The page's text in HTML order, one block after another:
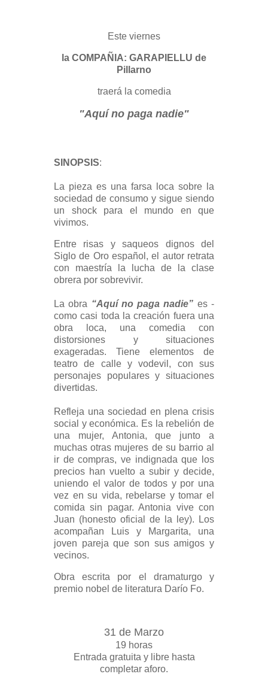
Este viernes
la COMPAÑIA: GARAPIELLU de
Pillarno
traerá la comedia
"Aquí no paga nadie"
SINOPSIS:
La pieza es una farsa loca sobre la
sociedad de consumo y sigue siendo
un shock para el mundo en que
vivimos.
Entre risas y saqueos dignos del
Siglo de Oro español, el autor retrata
con maestría la lucha de la clase
obrera por sobrevivir.
La obra “Aquí no paga nadie” es -
como casi toda la creación fuera una
obra loca, una comedia con
distorsiones y situaciones
exageradas. Tiene elementos de
teatro de calle y vodevil, con sus
personajes populares y situaciones
divertidas.
Refleja una sociedad en plena crisis
social y económica. Es la rebelión de
una mujer, Antonia, que junto a
muchas otras mujeres de su barrio al
ir de compras, ve indignada que los
precios han vuelto a subir y decide,
uniendo el valor de todos y por una
vez en su vida, rebelarse y tomar el
comida sin pagar. Antonia vive con
Juan (honesto oficial de la ley). Los
acompañan Luis y Margarita, una
joven pareja que son sus amigos y
vecinos.
Obra escrita por el dramaturgo y
premio nobel de literatura Darío Fo.
31 de Marzo
19 horas
Entrada gratuita y libre hasta
completar aforo.